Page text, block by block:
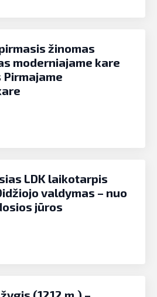
žinomas
moderniajame kare
LDK laikotarpis
valdymas – nuo
jūros